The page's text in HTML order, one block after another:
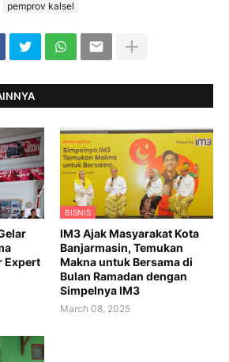
pemprov kalsel
Expert
BISNIS
IM3 Ajak Masyarakat Kota
Banjarmasin, Temukan
Makna untuk Bersama di
Bulan Ramadan dengan
Simpelnya IM3
March 08, 2025